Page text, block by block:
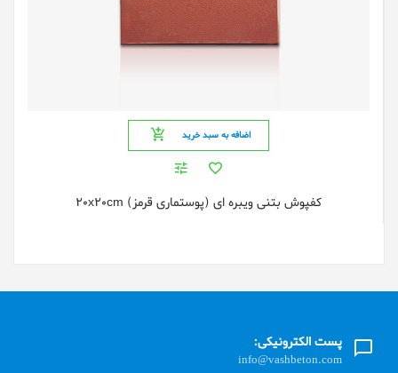
اضافه به سبد خرید
کفپوش بتنی ویبره ای (پوستماری قرمز) 20x20cm
پست الکترونیکی:
info@vashbeton.com